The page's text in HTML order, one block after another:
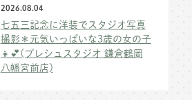
2026.08.04
七五三記念に洋装でスタジオ写真
撮影＊元気いっぱいな3歳の女の子
👧💕(プレシュスタジオ 鎌倉鶴岡
八幡宮前店)